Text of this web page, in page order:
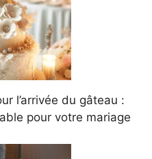
l’arrivée du gâteau :
pour votre mariage